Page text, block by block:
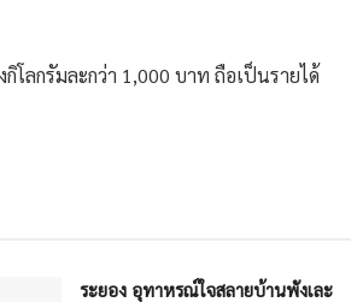
โลกรัมละกว่า 1,000 บาท ถือเป็นรายได้
ระยอง อุทาหรณ์ใจสลายบ้านพังเละ